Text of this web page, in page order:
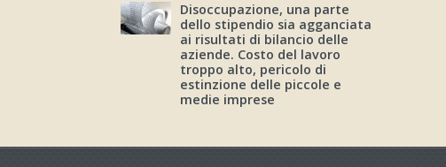
Disoccupazione, una parte
dello stipendio sia agganciata
ai risultati di bilancio delle
aziende. Costo del lavoro
troppo alto, pericolo di
estinzione delle piccole e
medie imprese